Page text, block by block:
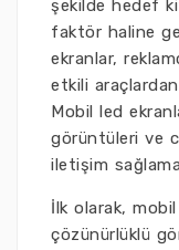
şekilde hedef
faktör haline
ekranlar,
etkili
Mobil led
görüntüleri ve
iletişim
İlk olarak,
çözünürlüklü